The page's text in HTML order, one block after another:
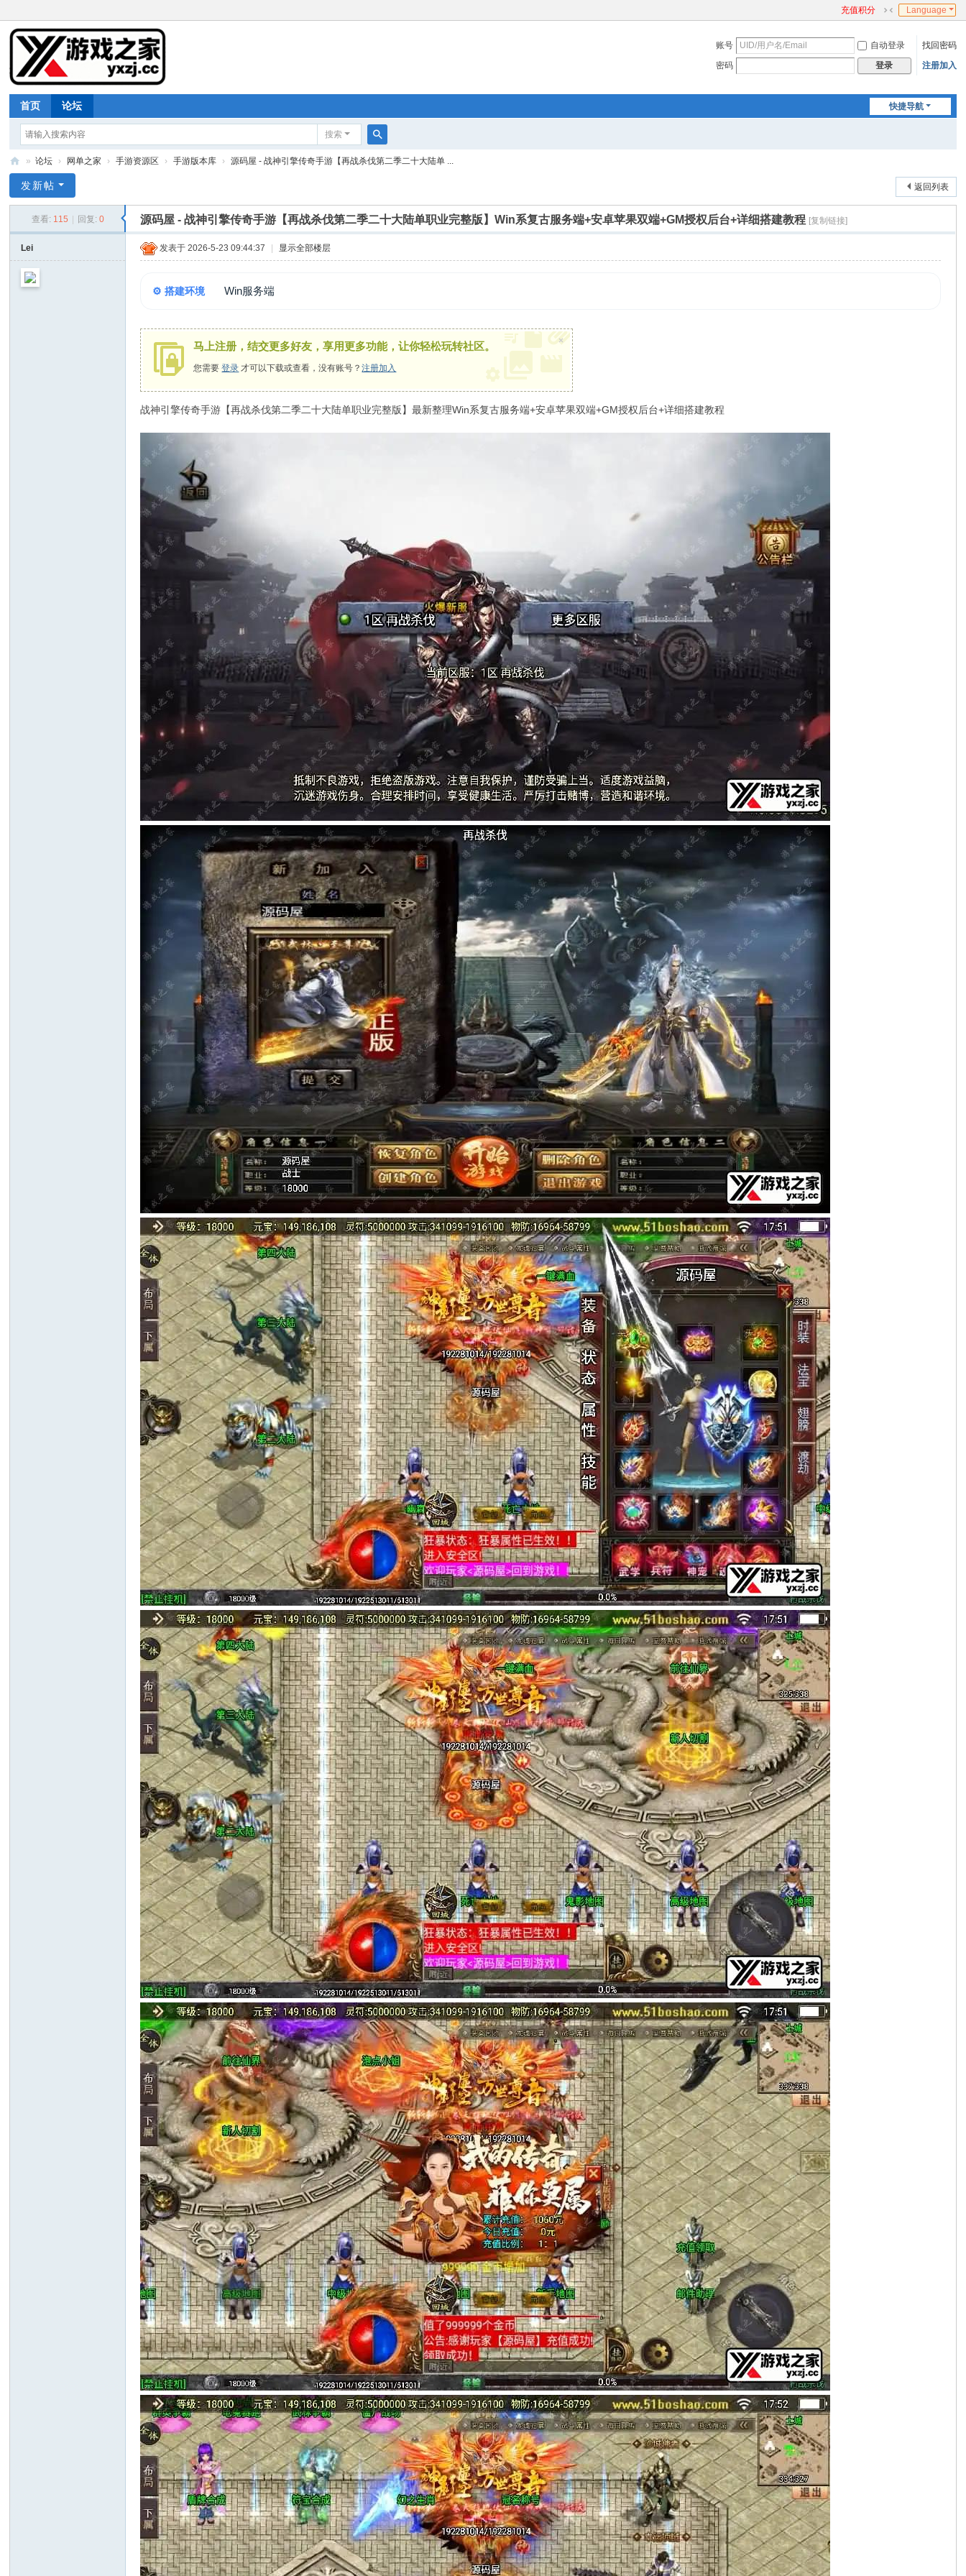
充值积分
切
到
窄
版
Language
账号 自动登录
找回密码
密码
登录 注册加入
快捷导航
首页 论坛
搜索
搜
戏
家
» 论坛 › 网单之家 › 手游资源区 › 手游版本库 › 源码屋 - 战神引擎传奇手游【再战杀伐第二季二十大陆单 ...
返回列表
发新帖
查看: 115 回复: 0 源码屋 - 战神引擎传奇手游【再战杀伐第二季二十大陆单职业完整版】Win系复古服务端+安卓苹果双端+GM授权后台+详细搭建教程 [复制链接]
Lei 发表于 2026-5-23 09:44:37 显示全部楼层
⚙️ 搭建环境 Win服务端
马上注册，结交更多好友，享用更多功能，让你轻松玩转社区。
您需要登录 才可以下载或查看，没有账号？注册加入
×
战神引擎传奇手游【再战杀伐第二季二十大陆单职业完整版】最新整理Win系复古服务端+安卓苹果双端+GM授权后台+详细搭建教程